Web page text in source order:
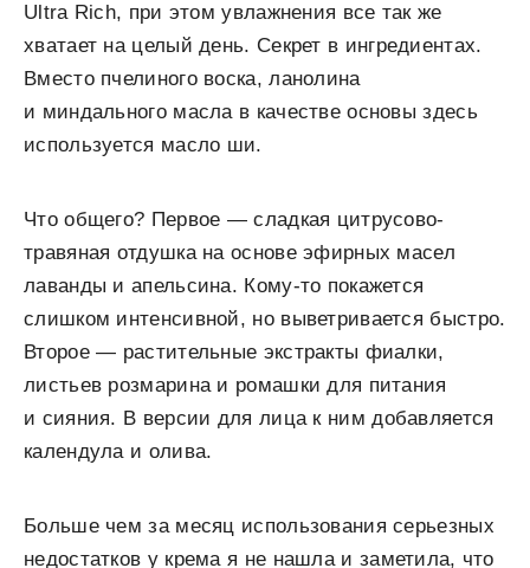
Ultra Rich, при этом увлажнения все так же
хватает на целый день. Секрет в ингредиентах.
Вместо пчелиного воска, ланолина
и миндального масла в качестве основы здесь
используется масло ши.
Что общего? Первое — сладкая цитрусово-
травяная отдушка на основе эфирных масел
лаванды и апельсина. Кому-то покажется
слишком интенсивной, но выветривается быстро.
Второе — растительные экстракты фиалки,
листьев розмарина и ромашки для питания
и сияния. В версии для лица к ним добавляется
календула и олива.
Больше чем за месяц использования серьезных
недостатков у крема я не нашла и заметила, что